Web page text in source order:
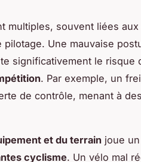
multiples, souvent liées
Une mauvaise
significativement le risque
. Par exemple, un
de contrôle, menant à
et du terrain joue
cyclisme. Un vélo mal